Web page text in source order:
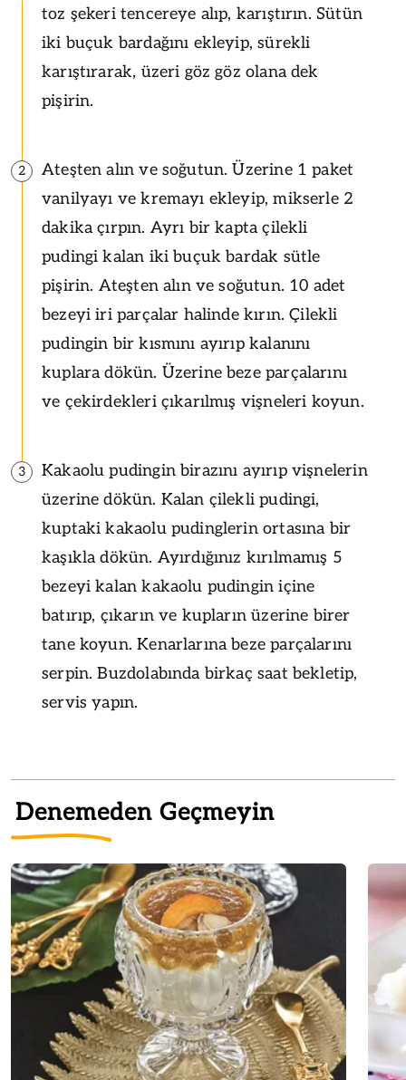
toz şekeri tencereye alıp, karıştırın. Sütün
iki buçuk bardağını ekleyip, sürekli
karıştırarak, üzeri göz göz olana dek
pişirin.
2
Ateşten alın ve soğutun. Üzerine 1 paket
vanilyayı ve kremayı ekleyip, mikserle 2
dakika çırpın. Ayrı bir kapta çilekli
pudingi kalan iki buçuk bardak sütle
pişirin. Ateşten alın ve soğutun. 10 adet
bezeyi iri parçalar halinde kırın. Çilekli
pudingin bir kısmını ayırıp kalanını
kuplara dökün. Üzerine beze parçalarını
ve çekirdekleri çıkarılmış vişneleri koyun.
3
Kakaolu pudingin birazını ayırıp vişnelerin
üzerine dökün. Kalan çilekli pudingi,
kuptaki kakaolu pudinglerin ortasına bir
kaşıkla dökün. Ayırdığınız kırılmamış 5
bezeyi kalan kakaolu pudingin içine
batırıp, çıkarın ve kupların üzerine birer
tane koyun. Kenarlarına beze parçalarını
serpin. Buzdolabında birkaç saat bekletip,
servis yapın.
Denemeden Geçmeyin